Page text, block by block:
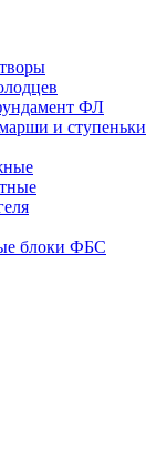
ФЛ
и ступеньки
блоки ФБС